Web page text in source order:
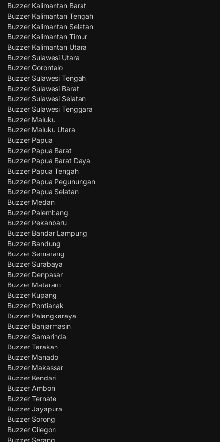
Buzzer Kalimantan Barat
Buzzer Kalimantan Tengah
Buzzer Kalimantan Selatan
Buzzer Kalimantan Timur
Buzzer Kalimantan Utara
Buzzer Sulawesi Utara
Buzzer Gorontalo
Buzzer Sulawesi Tengah
Buzzer Sulawesi Barat
Buzzer Sulawesi Selatan
Buzzer Sulawesi Tenggara
Buzzer Maluku
Buzzer Maluku Utara
Buzzer Papua
Buzzer Papua Barat
Buzzer Papua Barat Daya
Buzzer Papua Tengah
Buzzer Papua Pegunungan
Buzzer Papua Selatan
Buzzer Medan
Buzzer Palembang
Buzzer Pekanbaru
Buzzer Bandar Lampung
Buzzer Bandung
Buzzer Semarang
Buzzer Surabaya
Buzzer Denpasar
Buzzer Mataram
Buzzer Kupang
Buzzer Pontianak
Buzzer Palangkaraya
Buzzer Banjarmasin
Buzzer Samarinda
Buzzer Tarakan
Buzzer Manado
Buzzer Makassar
Buzzer Kendari
Buzzer Ambon
Buzzer Ternate
Buzzer Jayapura
Buzzer Sorong
Buzzer Cilegon
Buzzer Serang